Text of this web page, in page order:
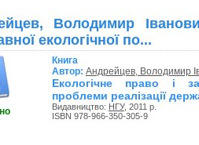
Володимир
екологічної по...
Книга
Автор: Андрейцев, Володимир
Екологічне право і
проблеми реалізації
Видавництво: НГУ, 2011 р.
ISBN 978-966-350-305-9